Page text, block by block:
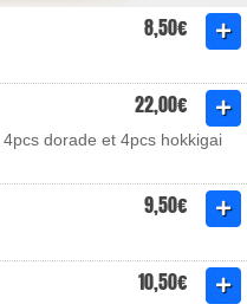
8,50€
22,00€
dorade et 4pcs hokkigai
9,50€
10,50€